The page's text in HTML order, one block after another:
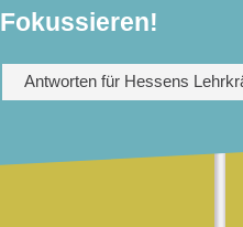
Fokussieren!
Antworten für Hessens